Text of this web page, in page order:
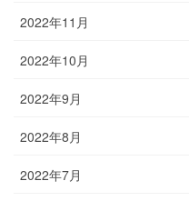
2022年11月
2022年10月
2022年9月
2022年8月
2022年7月